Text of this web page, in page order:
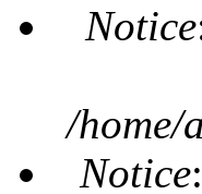
Notice
/home/
Notice